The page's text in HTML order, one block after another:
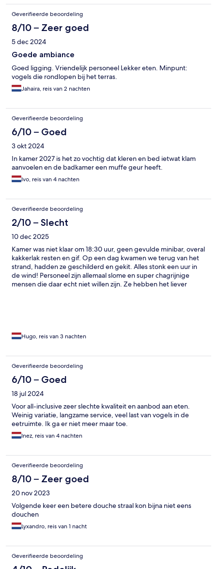
Geverifieerde beoordeling
8/10 – Zeer goed
5 dec 2024
Goede ambiance
Goed ligging. Vriendelijk personeel Lekker eten. Minpunt:
vogels die rondlopen bij het terras.
Jahaira, reis van 2 nachten
Geverifieerde beoordeling
6/10 – Goed
3 okt 2024
In kamer 2027 is het zo vochtig dat kleren en bed ietwat klam
aanvoelen en de badkamer een muffe geur heeft.
Ivo, reis van 4 nachten
Geverifieerde beoordeling
2/10 – Slecht
10 dec 2025
Kamer was niet klaar om 18:30 uur, geen gevulde minibar, overal
kakkerlak resten en gif. Op een dag kwamen we terug van het
strand, hadden ze geschilderd en gekit. Alles stonk een uur in
de wind! Personeel zijn allemaal slome en super chagrijnige
mensen die daar echt niet willen zijn. Ze hebben het liever
Hugo, reis van 3 nachten
Geverifieerde beoordeling
6/10 – Goed
18 jul 2024
Voor all-inclusive zeer slechte kwaliteit en aanbod aan eten.
Weinig variatie, langzame service, veel last van vogels in de
eetruimte. Ik ga er niet meer maar toe.
Inez, reis van 4 nachten
Geverifieerde beoordeling
8/10 – Zeer goed
20 nov 2023
Volgende keer een betere douche straal kon bijna niet eens
douchen
Lyxandro, reis van 1 nacht
Geverifieerde beoordeling